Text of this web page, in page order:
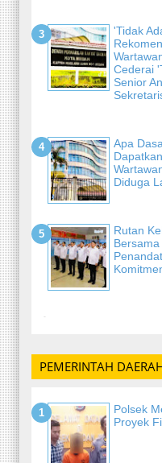
'Tidak
Cederai
Senior
Apa
Diduga
Rutan
-
PEMERINTAH
Polsek
Proyek